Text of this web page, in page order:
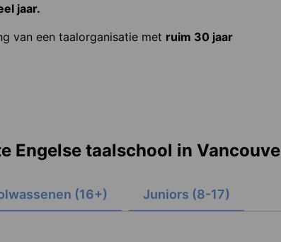
jaar.
van een taalorganisatie met ruim 30 jaar
Engelse taalschool in
(16+) Juniors (8-17)